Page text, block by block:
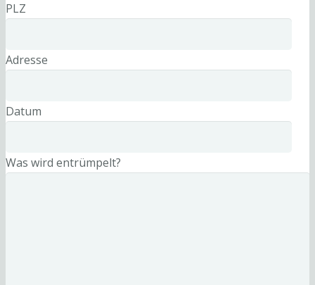
PLZ
Adresse
Datum
Was wird entrümpelt?